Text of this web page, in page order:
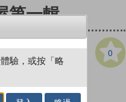
第一輯
0
驗，或按「略